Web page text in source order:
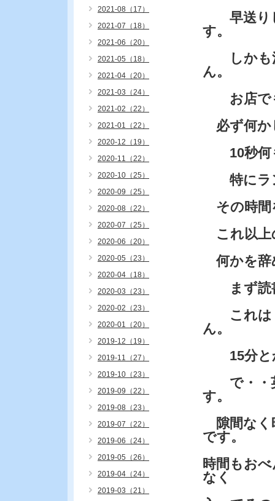
早送りし
す。
しかも洗
ん。
お店でも
必ず何か
10秒何
特にラ
その時間
これ以上
何かを辞
まず読
これは・
ん。
15分と
で・・英
す。
隙間なく
です。
時間もお
なく
2021-08（17）
2021-07（18）
2021-06（20）
2021-05（18）
2021-04（20）
2021-03（24）
2021-02（22）
2021-01（22）
2020-12（19）
2020-11（22）
2020-10（25）
2020-09（25）
2020-08（22）
2020-07（25）
2020-06（20）
2020-05（23）
2020-04（18）
2020-03（23）
2020-02（23）
2020-01（20）
2019-12（19）
2019-11（27）
2019-10（23）
2019-09（22）
2019-08（23）
2019-07（22）
2019-06（24）
2019-05（26）
2019-04（24）
2019-03（21）